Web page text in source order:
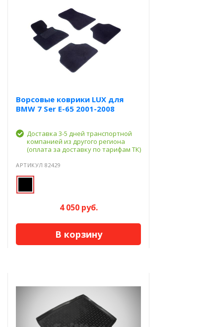
Ворсовые коврики LUX для
BMW 7 Ser E-65 2001-2008
Доставка 3-5 дней транспортной
компанией из другого региона
(оплата за доставку по тарифам ТК)
АРТИКУЛ 82429
4 050 руб.
В корзину